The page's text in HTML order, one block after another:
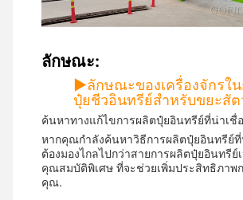
ลักษณะ:
▶ลักษณะของเครื่องจักรใ
ปุ๋ยชีวอินทรีย์สําหรับขยะสัต
ค้นหาทางแก้ไขการผลิตปุ๋ยอินทรีย์ที่น่าเชื่
หากคุณกําลังค้นหาวิธีการผลิตปุ๋ยอินทรีย์ที่
ต้องมองไกลไปกว่าสายการผลิตปุ๋ยอินทรีย์
คุณสมบัติพิเศษ ที่จะช่วยเพิ่มประสิทธิภาพ
คุณ.